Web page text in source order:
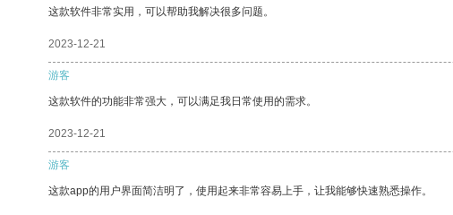
这款软件非常实用，可以帮助我解决很多问题。
2023-12-21
游客
这款软件的功能非常强大，可以满足我日常使用的需求。
2023-12-21
游客
这款app的用户界面简洁明了，使用起来非常容易上手，让我能够快速熟悉操作。